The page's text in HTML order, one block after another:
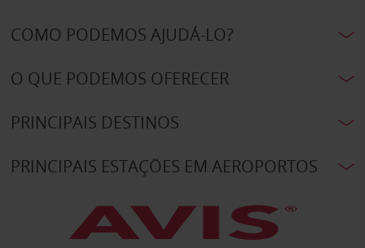
COMO PODEMOS AJUDÁ-LO?
O QUE PODEMOS OFERECER
PRINCIPAIS DESTINOS
PRINCIPAIS ESTAÇÕES EM AEROPORTOS